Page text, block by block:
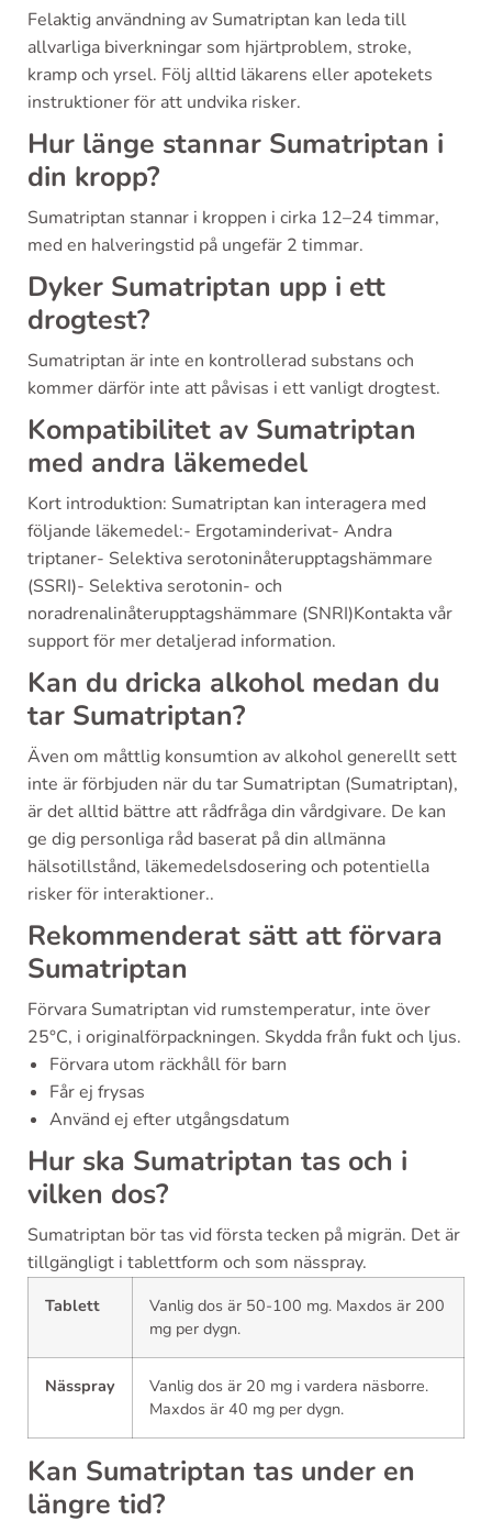
Felaktig användning av Sumatriptan kan leda till
allvarliga biverkningar som hjärtproblem, stroke,
kramp och yrsel. Följ alltid läkarens eller apotekets
instruktioner för att undvika risker.
Hur länge stannar Sumatriptan i
din kropp?
Sumatriptan stannar i kroppen i cirka 12–24 timmar,
med en halveringstid på ungefär 2 timmar.
Dyker Sumatriptan upp i ett
drogtest?
Sumatriptan är inte en kontrollerad substans och
kommer därför inte att påvisas i ett vanligt drogtest.
Kompatibilitet av Sumatriptan
med andra läkemedel
Kort introduktion: Sumatriptan kan interagera med
följande läkemedel:- Ergotaminderivat- Andra
triptaner- Selektiva serotoninåterupptagshämmare
(SSRI)- Selektiva serotonin- och
noradrenalinåterupptagshämmare (SNRI)Kontakta vår
support för mer detaljerad information.
Kan du dricka alkohol medan du
tar Sumatriptan?
Även om måttlig konsumtion av alkohol generellt sett
inte är förbjuden när du tar Sumatriptan (Sumatriptan),
är det alltid bättre att rådfråga din vårdgivare. De kan
ge dig personliga råd baserat på din allmänna
hälsotillstånd, läkemedelsdosering och potentiella
risker för interaktioner..
Rekommenderat sätt att förvara
Sumatriptan
Förvara Sumatriptan vid rumstemperatur, inte över
25°C, i originalförpackningen. Skydda från fukt och ljus.
Förvara utom räckhåll för barn
Får ej frysas
Använd ej efter utgångsdatum
Hur ska Sumatriptan tas och i
vilken dos?
Sumatriptan bör tas vid första tecken på migrän. Det är
tillgängligt i tablettform och som nässpray.
Tablett
Vanlig dos är 50-100 mg. Maxdos är 200
mg per dygn.
Nässpray
Vanlig dos är 20 mg i vardera näsborre.
Maxdos är 40 mg per dygn.
Kan Sumatriptan tas under en
längre tid?